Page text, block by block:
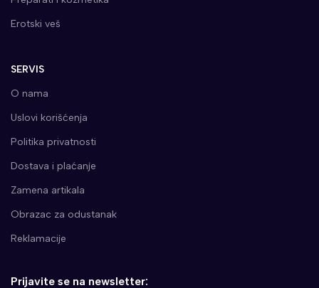
Erotski veš
SERVIS
O nama
Uslovi korišćenja
Politika privatnosti
Dostava i plaćanje
Zamena artikala
Obrazac za odustanak
Reklamacije
Prijavite se na newsletter: